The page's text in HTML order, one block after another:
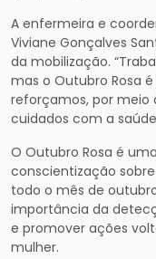
A enfermeira e
Viviane Gonçalves
da mobilização.
mas o Outubro Rosa
reforçamos, por meio
cuidados com a
O Outubro Rosa é
conscientização
todo o mês de
importância da
e promover ações
mulher.